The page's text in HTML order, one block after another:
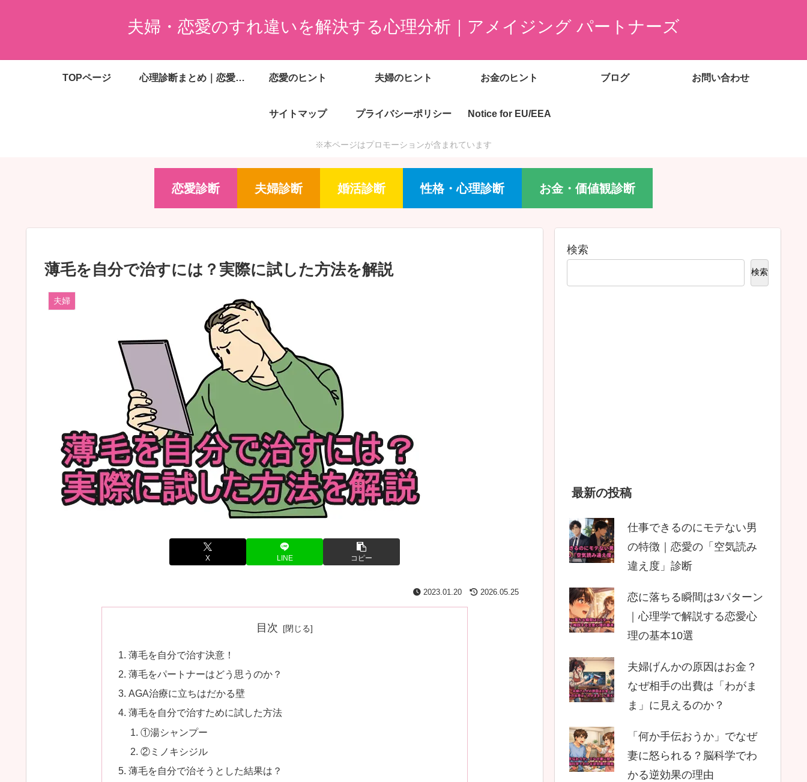
夫婦・恋愛のすれ違いを解決する心理分析｜アメイジング パートナーズ
TOPページ 心理診断まとめ｜恋愛・夫婦・婚活・金銭感覚がわかる無料診断一覧 恋愛のヒント 夫婦のヒント お金のヒント ブログ お問い合わせ
サイトマップ プライバシーポリシー Notice for EU/EEA
※本ページはプロモーションが含まれています
恋愛診断 夫婦診断 婚活診断 性格・心理診断 お金・価値観診断
薄毛を自分で治すには？実際に試した方法を解説
夫婦
X LINE コピー
2023.01.20 2026.05.25
目次
薄毛を自分で治す決意！
薄毛をパートナーはどう思うのか？
AGA治療に立ちはだかる壁
薄毛を自分で治すために試した方法
①湯シャンプー
②ミノキシジル
薄毛を自分で治そうとした結果は？
検索
検索
最新の投稿
仕事できるのにモテない男
の特徴｜恋愛の「空気読み
違え度」診断
恋に落ちる瞬間は3パターン
｜心理学で解説する恋愛心
理の基本10選
夫婦げんかの原因はお金？
なぜ相手の出費は「わがま
ま」に見えるのか？
「何か手伝おうか」でなぜ
妻に怒られる？脳科学でわ
かる逆効果の理由